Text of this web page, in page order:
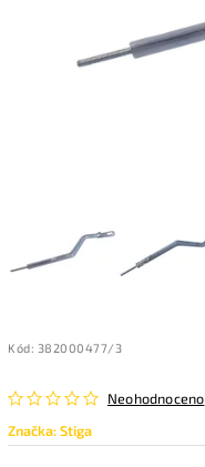
Kód: 382000477/3
Neohodnoceno
Značka:Stiga